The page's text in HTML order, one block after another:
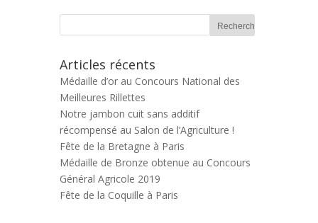
Articles récents
Médaille d’or au Concours National des
Meilleures Rillettes
Notre jambon cuit sans additif
récompensé au Salon de l’Agriculture !
Fête de la Bretagne à Paris
Médaille de Bronze obtenue au Concours
Général Agricole 2019
Fête de la Coquille à Paris